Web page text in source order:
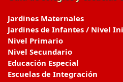
Jardines Maternales
Jardines de Infantes / Nivel
Nivel Primario
Nivel Secundario
Educación Especial
Escuelas de Integración